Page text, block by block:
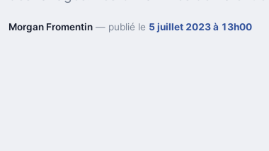
Morgan Fromentin — publié le 5 juillet 2023 à 13h00